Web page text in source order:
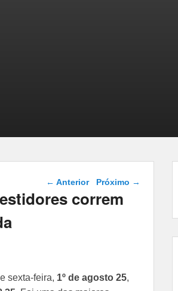
Navegação das
← Anterior Próximo →
correm
sexta-feira, 1º de agosto 25,